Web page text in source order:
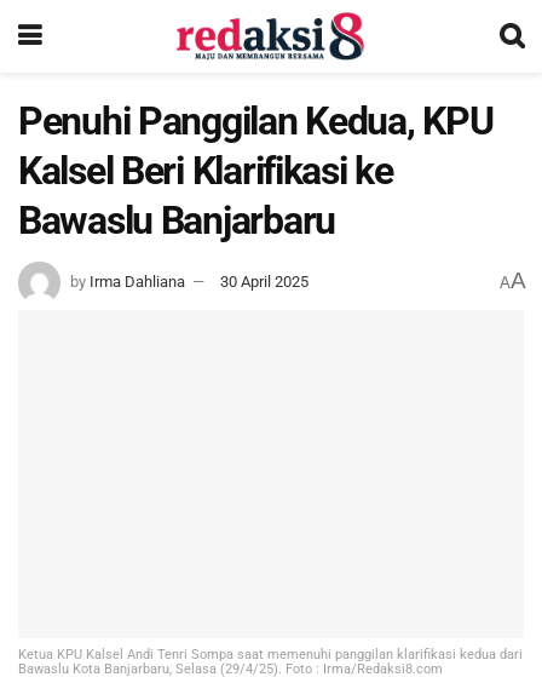
Penuhi Panggilan Kedua, KPU
Kalsel Beri Klarifikasi ke
Bawaslu Banjarbaru
by Irma Dahliana 30 April 2025 AA
Ketua KPU Kalsel Andi Tenri Sompa saat memenuhi panggilan klarifikasi kedua dari
Bawaslu Kota Banjarbaru, Selasa (29/4/25). Foto : Irma/Redaksi8.com